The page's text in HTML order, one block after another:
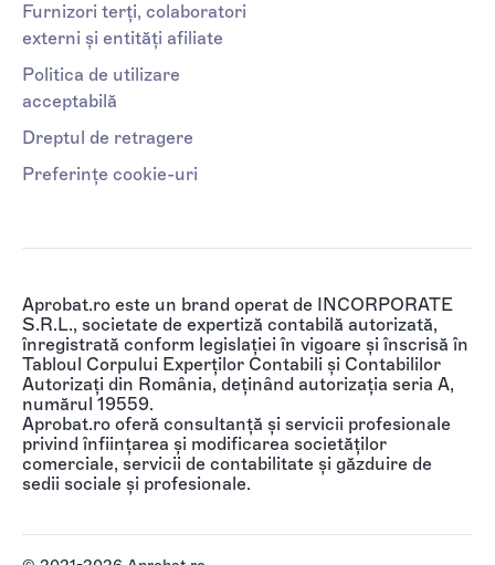
Furnizori terți, colaboratori
externi și entități afiliate
Politica de utilizare
acceptabilă
Dreptul de retragere
Preferințe cookie-uri
Aprobat.ro este un brand operat de INCORPORATE
S.R.L., societate de expertiză contabilă autorizată,
înregistrată conform legislației în vigoare și înscrisă în
Tabloul Corpului Experților Contabili și Contabililor
Autorizați din România, deținând autorizația seria A,
numărul 19559.
Aprobat.ro oferă consultanță și servicii profesionale
privind înființarea și modificarea societăților
comerciale, servicii de contabilitate și găzduire de
sedii sociale și profesionale.